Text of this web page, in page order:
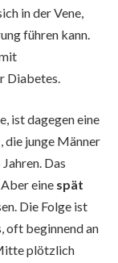
in der Vene,
führen kann.
Diabetes.
ist dagegen eine
, die junge Männer
Das
eine spät
Die Folge ist
oft beginnend an
plötzlich